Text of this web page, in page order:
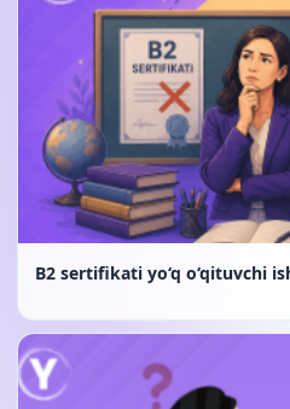
B2 sertifikati yo‘q o‘qituvchi